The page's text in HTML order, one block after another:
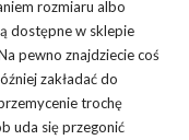
rozmiaru albo
dostępne w sklepie
pewno znajdziecie coś
zakładać do
trochę
uda się przegonić